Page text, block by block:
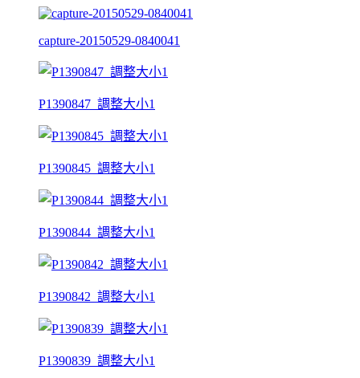
capture-20150529-0840041
P1390847_調整大小1
P1390845_調整大小1
P1390844_調整大小1
P1390842_調整大小1
P1390839_調整大小1